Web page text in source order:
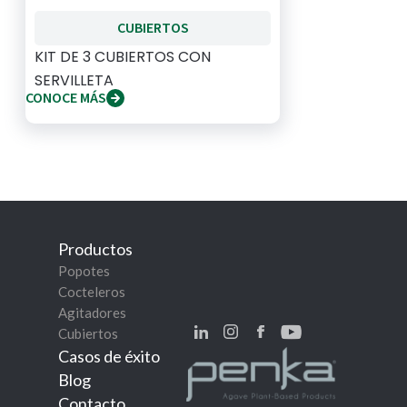
CUBIERTOS
KIT DE 3 CUBIERTOS CON
SERVILLETA
CONOCE MÁS
Productos
Popotes
Cocteleros
Agitadores
Cubiertos
Casos de éxito
Blog